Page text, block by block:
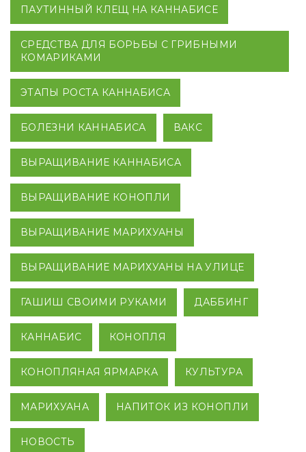
ПАУТИННЫЙ КЛЕЩ НА КАННАБИСЕ
СРЕДСТВА ДЛЯ БОРЬБЫ С ГРИБНЫМИ
КОМАРИКАМИ
ЭТАПЫ РОСТА КАННАБИСА
БОЛЕЗНИ КАННАБИСА ВАКС
ВЫРАЩИВАНИЕ КАННАБИСА
ВЫРАЩИВАНИЕ КОНОПЛИ
ВЫРАЩИВАНИЕ МАРИХУАНЫ
ВЫРАЩИВАНИЕ МАРИХУАНЫ НА УЛИЦЕ
ГАШИШ СВОИМИ РУКАМИ ДАББИНГ
КАННАБИС КОНОПЛЯ
КОНОПЛЯНАЯ ЯРМАРКА КУЛЬТУРА
МАРИХУАНА НАПИТОК ИЗ КОНОПЛИ
НОВОСТЬ